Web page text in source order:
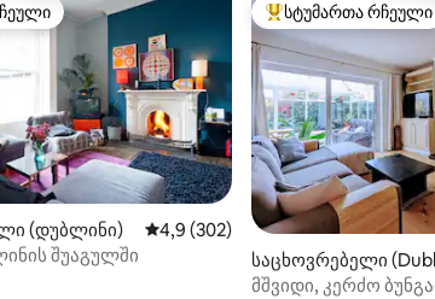
4,93, 115 მიმოხილვა
(დუბლინი) საშუალო შეფასებაა 5‑დან 4,9,
4,9 (302)
შუაგულში
სტუმართა რჩეული
სტუმართა რჩეული
საცხოვრებელი
მშვიდი, კერძო